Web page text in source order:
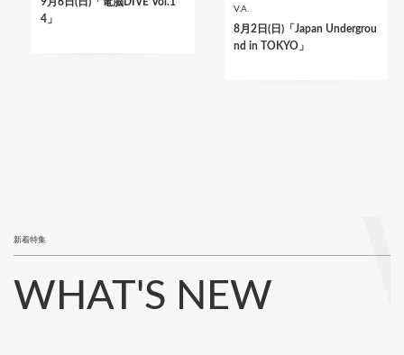
4」
V.A.
8月2日(日)「Japan Undergrou
nd in TOKYO」
新着特集
WHAT'S NEW